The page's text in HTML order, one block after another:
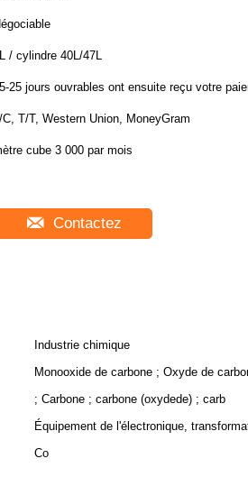
/ cylindre 40L/47L
25 jours ouvrables ont ensuite reçu votre
C, T/T, Western Union, MoneyGram
cube 3 000 par mois
Contactez
Industrie chimique
Monooxide de carbone ; Oxyde de
; Carbone ; carbone (oxydede) ; carb
Équipement de l'électronique,
Co